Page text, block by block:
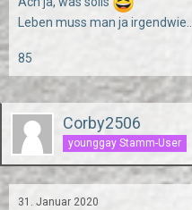
Leben muss man ja irgendwie...
85
Corby2506
younggay Stamm-User
31. Januar 2020